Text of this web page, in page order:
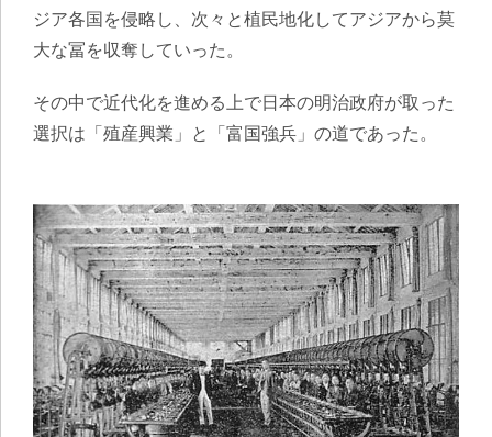
ジア各国を侵略し、次々と植民地化してアジアから莫
大な冨を収奪していった。
その中で近代化を進める上で日本の明治政府が取った
選択は「殖産興業」と「富国強兵」の道であった。